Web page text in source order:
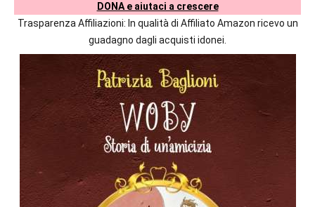
autrici
DONA e aiutaci a crescere
Trasparenza Affiliazioni: In qualità di Affiliato Amazon ricevo un
guadagno dagli acquisti idonei.